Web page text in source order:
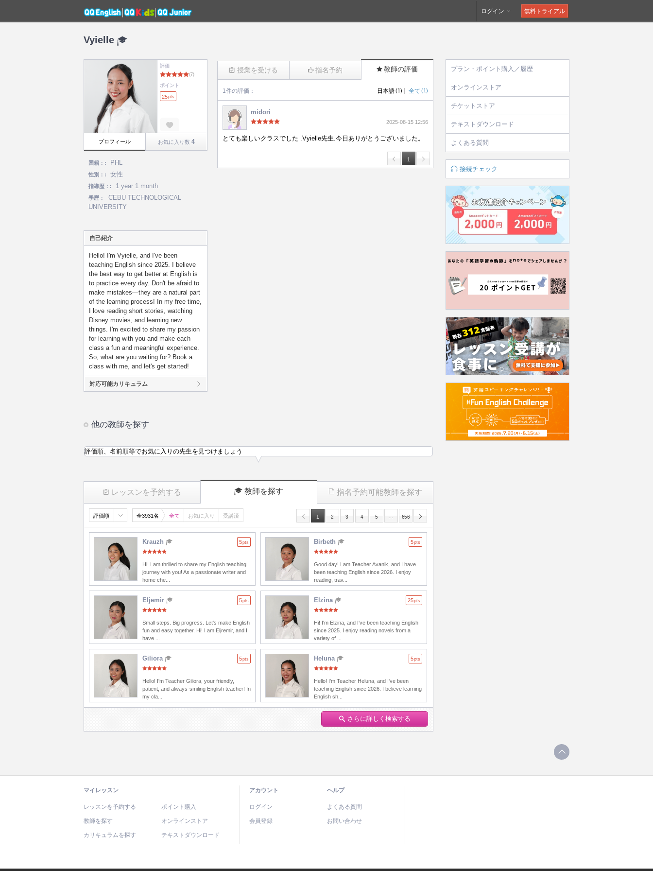
ログイン 無料トライアル
Vyielle
評価
(7)
ポイント
25pts
プロフィール お気に入り数 4
国籍：: PHL
性別：: 女性
指導歴：: 1 year 1 month
學歷：
CEBU TECHNOLOGICAL
UNIVERSITY
自己紹介
Hello! I'm Vyielle, and I've been
teaching English since 2025. I believe
the best way to get better at English is
to practice every day. Don't be afraid to
make mistakes—they are a natural part
of the learning process! In my free time,
I love reading short stories, watching
Disney movies, and learning new
things. I'm excited to share my passion
for learning with you and make each
class a fun and meaningful experience.
So, what are you waiting for? Book a
class with me, and let's get started!
対応可能カリキュラム
授業を受ける 指名予約 教師の評価
1件の評価： 日本語(1) | 全て (1)
midori
2025-08-15 12:56
とても楽しいクラスでした .Vyielle先生.今日ありがとうございました。
1
他の教師を探す
レッスンを予約する 教師を探す 指名予約可能教師を探す
評価順、名前順等でお気に入りの先生を見つけましょう
評価順 全3931名 全て お気に入り 受講済 1 2 3 4 5 656
Krauzh 5pts
Hi! I am thrilled to share my English teaching
journey with you! As a passionate writer and
home che...
Birbeth 5pts
Good day! I am Teacher Avanik, and I have
been teaching English since 2026. I enjoy
reading, trav...
Eljemir 5pts
Small steps. Big progress. Let's make English
fun and easy together. Hi! I am Eljremir, and I
have ...
Elzina 25pts
Hi! I'm Elzina, and I've been teaching English
since 2025. I enjoy reading novels from a
variety of ...
Giliora 5pts
Hello! I'm Teacher Giliora, your friendly,
patient, and always-smiling English teacher! In
my cla...
Heluna 5pts
Hello! I'm Teacher Heluna, and I've been
teaching English since 2026. I believe learning
English sh...
さらに詳しく検索する
プラン・ポイント購入／履歴
オンラインストア
チケットストア
テキストダウンロード
よくある質問
接続チェック
マイレッスン
レッスンを予約する ポイント購入
教師を探す オンラインストア
カリキュラムを探す テキストダウンロード
アカウント
ログイン
会員登録
ヘルプ
よくある質問
お問い合わせ